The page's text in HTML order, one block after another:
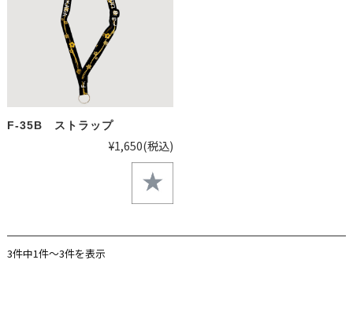
F-35B ストラップ
¥1,650(税込)
3件中1件～3件を表示